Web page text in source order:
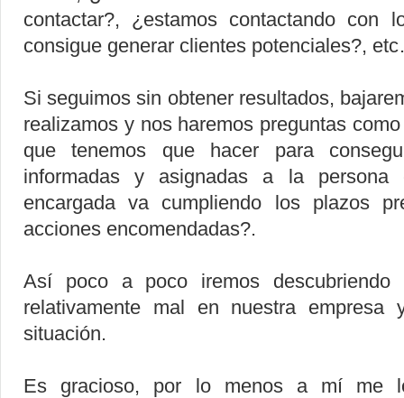
contactar?, ¿estamos contactando con
consigue generar clientes potenciales?,
Si seguimos sin obtener resultados,
realizamos y nos haremos preguntas
que tenemos que hacer para
informadas y asignadas a la persona
encargada va cumpliendo los plazos
acciones encomendadas?.
Así poco a poco iremos descubriendo
relativamente mal en nuestra empresa
situación.
Es gracioso, por lo menos a mí me